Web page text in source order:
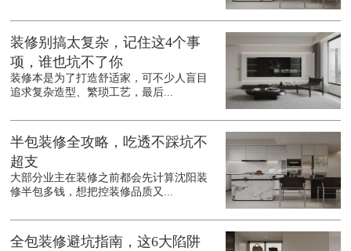
装修别搞太复杂，记住这4个事
项，谁也坑不了你
装修本是为了打造舒适家，可不少人盲目
追求复杂造型、繁琐工艺，最后...
半包装修全攻略，吃透不踩坑不
超支
大部分业主在装修之前都会先计算沈阳装
修半包多钱，想把控装修品质又...
全包装修避坑指南，这6大陷阱